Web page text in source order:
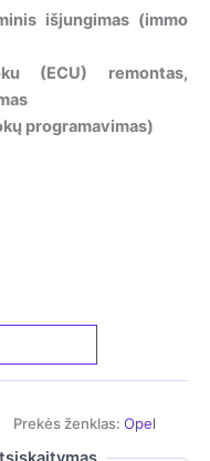
išjungimas (immo
(ECU) remontas,
programavimas)
Prekės ženklas: Opel